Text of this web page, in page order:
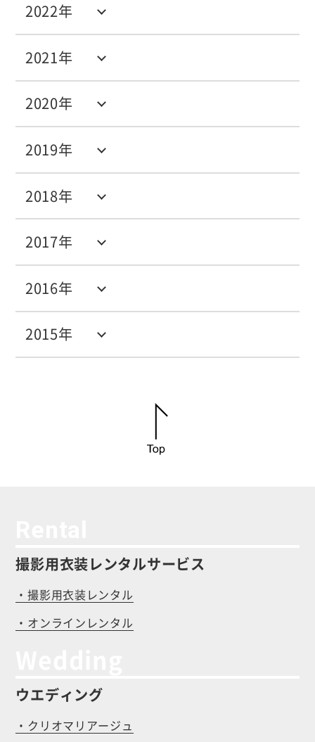
2015年
2016年
2017年
2018年
2019年
2020年
2021年
2022年
撮影用衣装レンタルサービス
・撮影用衣装レンタル
・オンラインレンタル
ウエディング
・クリオマリアージュ